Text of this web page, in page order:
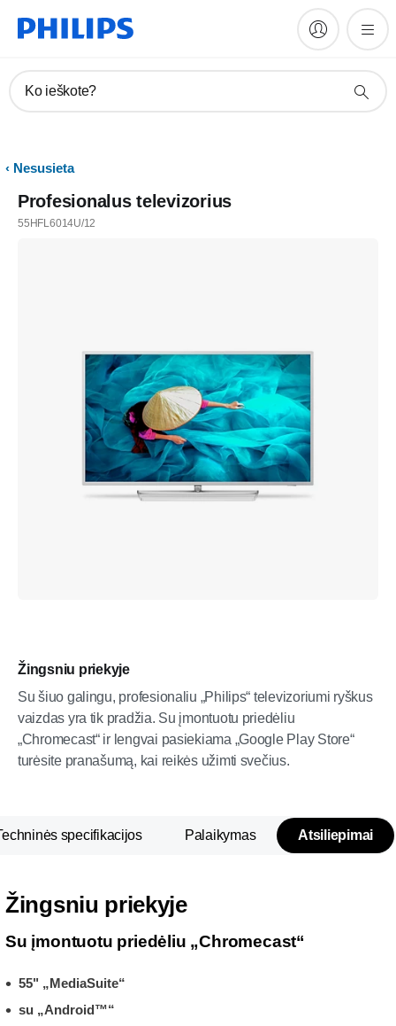
Ko ieškote?
Nesusieta
Profesionalus televizorius
55HFL6014U/12
Žingsniu priekyje
Su šiuo galingu, profesionaliu „Philips“ televizoriumi ryškus
vaizdas yra tik pradžia. Su įmontuotu priedėliu
„Chromecast“ ir lengvai pasiekiama „Google Play Store“
turėsite pranašumą, kai reikės užimti svečius.
specifikacijos Palaikymas Atsiliepimai
Žingsniu priekyje
Su įmontuotu priedėliu „Chromecast“
55" „MediaSuite“
su „Android™“